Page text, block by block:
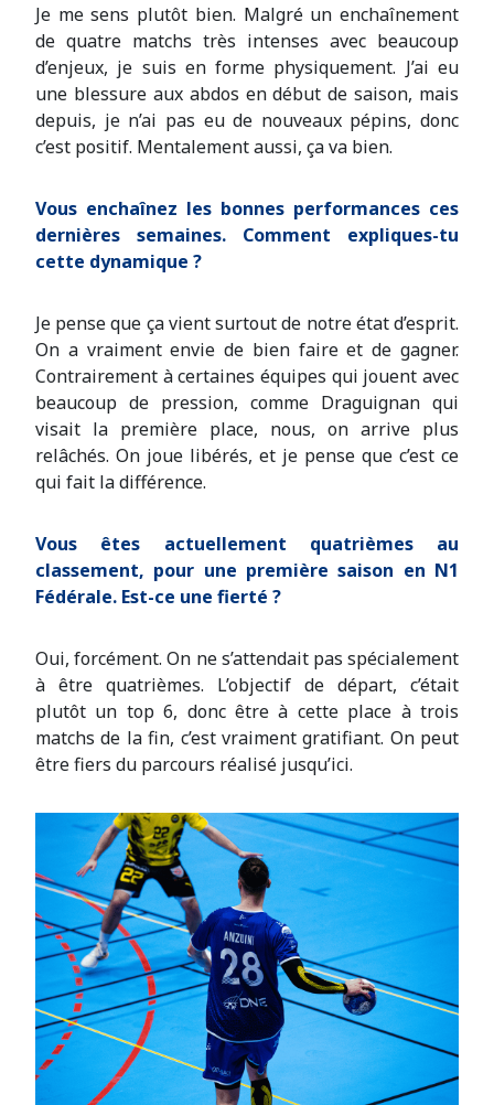
Je me sens plutôt bien. Malgré un enchaînement
de quatre matchs très intenses avec beaucoup
d’enjeux, je suis en forme physiquement. J’ai eu
une blessure aux abdos en début de saison, mais
depuis, je n’ai pas eu de nouveaux pépins, donc
c’est positif. Mentalement aussi, ça va bien.
Vous enchaînez les bonnes performances ces
dernières semaines. Comment expliques-tu
cette dynamique ?
Je pense que ça vient surtout de notre état d’esprit.
On a vraiment envie de bien faire et de gagner.
Contrairement à certaines équipes qui jouent avec
beaucoup de pression, comme Draguignan qui
visait la première place, nous, on arrive plus
relâchés. On joue libérés, et je pense que c’est ce
qui fait la différence.
Vous êtes actuellement quatrièmes au
classement, pour une première saison en N1
Fédérale. Est-ce une fierté ?
Oui, forcément. On ne s’attendait pas spécialement
à être quatrièmes. L’objectif de départ, c’était
plutôt un top 6, donc être à cette place à trois
matchs de la fin, c’est vraiment gratifiant. On peut
être fiers du parcours réalisé jusqu’ici.